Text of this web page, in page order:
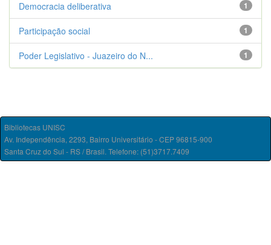
1
Democracia deliberativa
1
Participação social
1
Poder Legislativo - Juazeiro do N...
Bibliotecas UNISC
Av. Independência, 2293, Bairro Universitário - CEP 96815-900
Santa Cruz do Sul - RS / Brasil. Telefone: (51)3717.7409